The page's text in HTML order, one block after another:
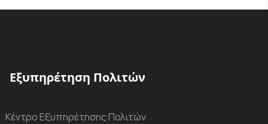
Εξυπηρέτηση Πολιτών
Κέντρο Εξυπηρέτησης Πολιτών